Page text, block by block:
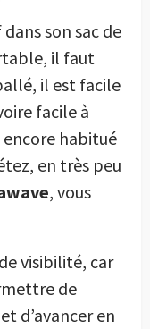
son sac de
il faut
il est facile
facile à
encore habitué
en très peu
, vous
visibilité, car
de
d’avancer en